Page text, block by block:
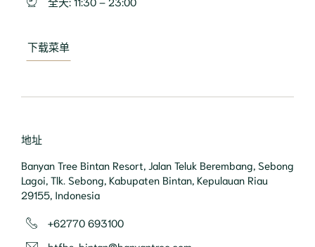
下载菜单
地址
Banyan Tree Bintan Resort, Jalan Teluk Berembang, Sebong
Lagoi, Tlk. Sebong, Kabupaten Bintan, Kepulauan Riau
29155, Indonesia
+62770 693100